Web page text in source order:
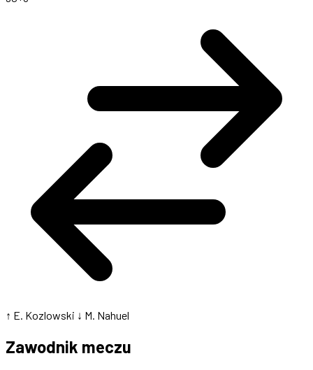
↑ E. Kozlowski ↓ M. Nahuel
Zawodnik meczu